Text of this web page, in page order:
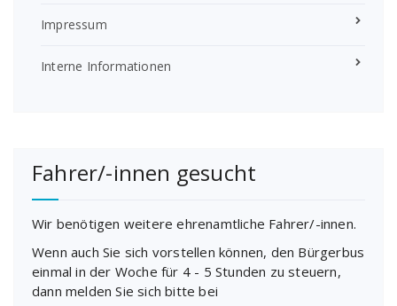
Impressum
Interne Informationen
Fahrer/-innen gesucht
Wir benötigen weitere ehrenamtliche Fahrer/-innen.
Wenn auch Sie sich vorstellen können, den Bürgerbus
einmal in der Woche für 4 - 5 Stunden zu steuern,
dann melden Sie sich bitte bei